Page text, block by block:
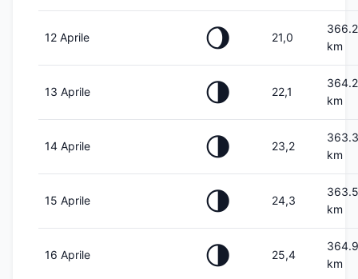
12 Aprile 🌖 21,0
km
13 Aprile 🌗 22,1
km
14 Aprile 🌗 23,2
km
15 Aprile 🌗 24,3
km
16 Aprile 🌗 25,4
km